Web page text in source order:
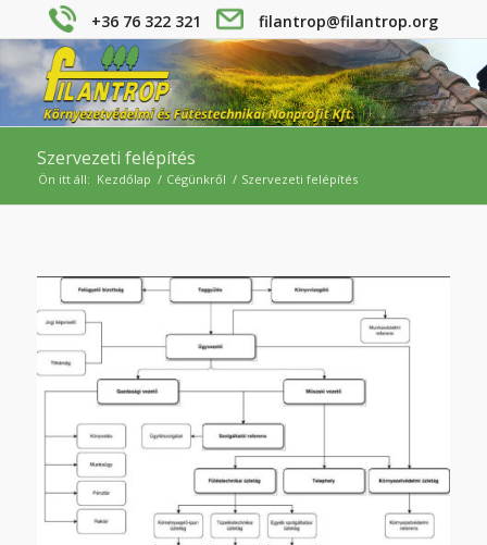
+36 76 322 321 filantrop@filantrop.org
Szervezeti felépítés
Ön itt áll: Kezdőlap / Cégünkről / Szervezeti felépítés